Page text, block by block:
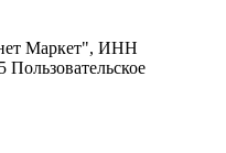
Маркет", ИНН
Пользовательское